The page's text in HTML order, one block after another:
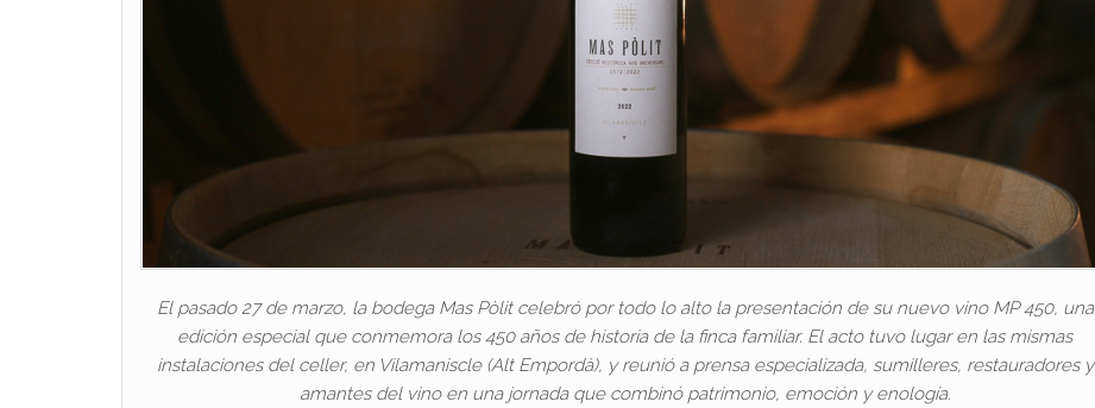
El pasado 27 de marzo, la bodega Mas Pòlit celebró por todo lo alto la presentación de su nuevo vino MP 450, una
edición especial que conmemora los 450 años de historia de la finca familiar. El acto tuvo lugar en las mismas
instalaciones del celler, en Vilamaniscle (Alt Empordà), y reunió a prensa especializada, sumilleres, restauradores y
amantes del vino en una jornada que combinó patrimonio, emoción y enología.